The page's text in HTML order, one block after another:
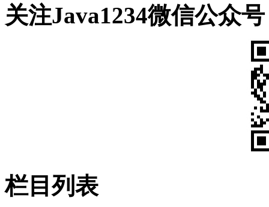
关注Java1234微信公众号
栏目列表